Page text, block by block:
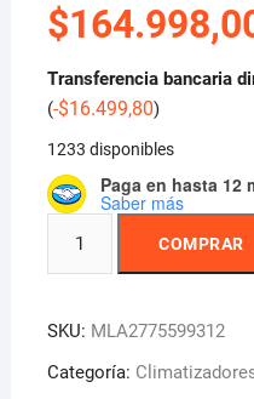
$
Transferencia bancaria
(-$16.499,80)
1233 disponibles
Paga en hasta 12
Saber más
Portatil
Velocidades
Bajo
COMPRAR
SKU: MLA2775599312
Categoría: